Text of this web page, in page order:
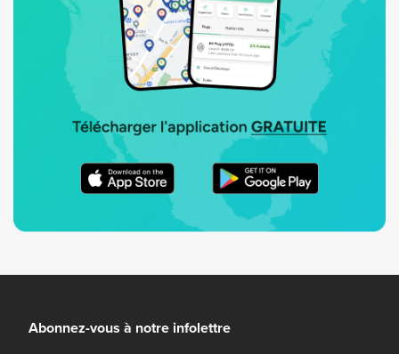
Abonnez-vous à notre infolettre